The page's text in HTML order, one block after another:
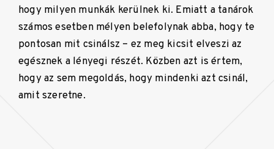
hogy milyen munkák kerülnek ki. Emiatt a tanárok
számos esetben mélyen belefolynak abba, hogy te
pontosan mit csinálsz – ez meg kicsit elveszi az
egésznek a lényegi részét. Közben azt is értem,
hogy az sem megoldás, hogy mindenki azt csinál,
amit szeretne.